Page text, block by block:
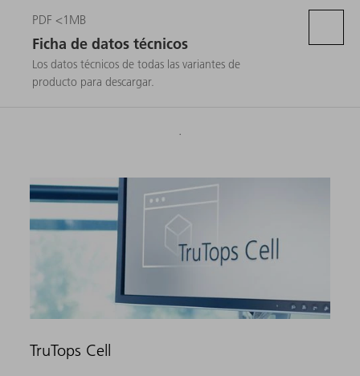
PDF <1MB
Ficha de datos técnicos
Los datos técnicos de todas las variantes de
producto para descargar.
.
TruTops Cell